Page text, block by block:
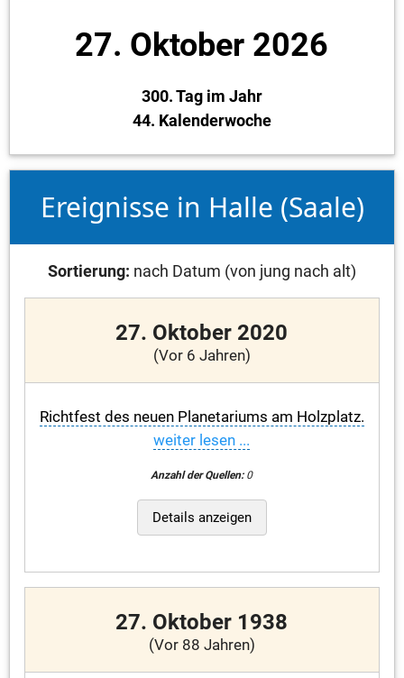
27. Oktober 2026
300. Tag im Jahr
44. Kalenderwoche
Ereignisse in Halle (Saale)
Sortierung: nach Datum (von jung nach alt)
27. Oktober 2020
(Vor 6 Jahren)
Richtfest des neuen Planetariums am Holzplatz.
weiter lesen ...
Anzahl der Quellen:0
Details anzeigen
27. Oktober 1938
(Vor 88 Jahren)